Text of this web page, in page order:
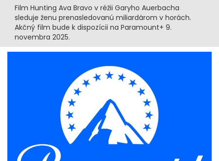
Film Hunting Ava Bravo v réžii Garyho Auerbacha
sleduje ženu prenasledovanú miliardárom v horách.
Akčný film bude k dispozícii na Paramount+ 9.
novembra 2025.